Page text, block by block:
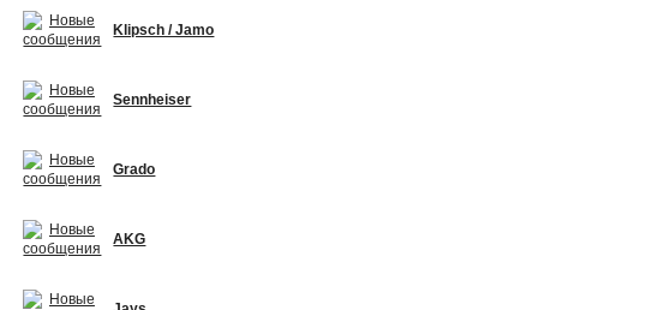
Klipsch / Jamo
Sennheiser
Grado
AKG